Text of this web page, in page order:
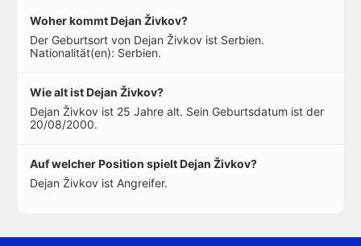
Woher kommt Dejan Živkov?
Der Geburtsort von Dejan Živkov ist Serbien.
Nationalität(en): Serbien.
Wie alt ist Dejan Živkov?
Dejan Živkov ist 25 Jahre alt. Sein Geburtsdatum ist der
20/08/2000.
Auf welcher Position spielt Dejan Živkov?
Dejan Živkov ist Angreifer.